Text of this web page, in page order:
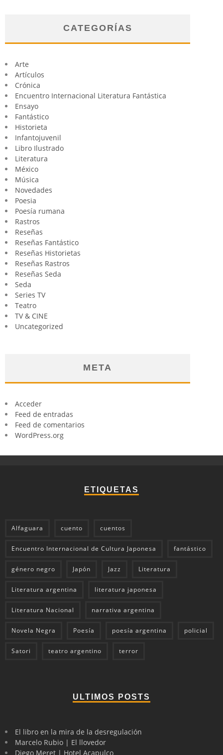
CATEGORÍAS
Arte
Artículos
Crónica
Encuentro Internacional Literatura Fantástica
Ensayo
Fantástico
Historieta
Infantojuvenil
Libro Ilustrado
Literatura
México
Música
Novedades
Poesia
Poesía rumana
Rastros
Reseñas
Reseñas Fantástico
Reseñas Historietas
Reseñas Rastros
Reseñas Seda
Seda
Series TV
Teatro
TV & CINE
Uncategorized
META
Acceder
Feed de entradas
Feed de comentarios
WordPress.org
ETIQUETAS
Alfaguara cuento cuentos
Encuentro Internacional de Cultura Japonesa fantástico
género negro Japón Jazz Literatura
Literatura argentina literatura japonesa
Literatura Nacional narrativa argentina
Novela Negra Poesía poesía argentina policial
Satori teatro argentino terror
ULTIMOS POSTS
El libro en la mira de la desregulación
Marcelo Rubio | El llovedor
Diego Meret | Hotel Acapulco